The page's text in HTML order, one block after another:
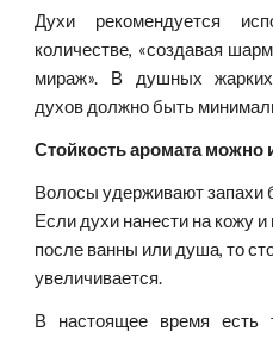
Духи рекомендуется
количестве, «создавая
мираж». В душных
духов должно быть
Стойкость аромата можно
Волосы удерживают запахи
Если духи нанести на кожу
после ванны или душа, то
увеличивается.
В настоящее время есть